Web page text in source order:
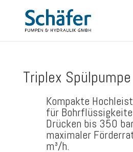
Triplex
Kompakte
für
Drücken bis 350
maximaler
m³/h.